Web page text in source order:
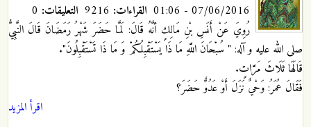
07/06/2016 - 01:06 القراءات: التعليقات:
رُوِيَ عَنْ أَنَسِ بْنِ مَالِكٍ أنَّهُ قَالَ: لَمَّا حَضَرَ شَهْرُ رَمَضَانَ قَالَ النَّبِيُّ
صلى الله عليه و آله: " سُبْحَانَ اللَّهِ مَا ذَا يَسْتَقْبِلُكُمْ وَ مَا ذَا تَسْتَقْبِلُونَ".
قَالَهَا ثَلَاثَ مَرَّاتٍ.
فَقَالَ عُمَرُ: وَحْيٌ نَزَلَ أَوْ عَدُوٌّ حَضَرَ؟
اقرأ المزيد